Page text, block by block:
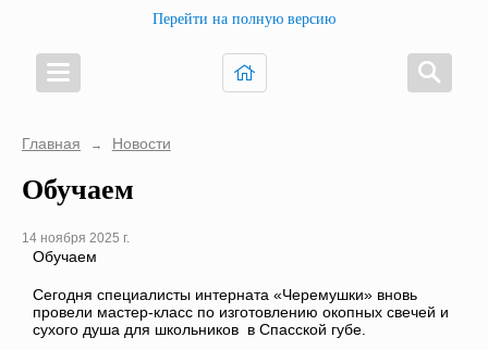
Перейти на полную версию
Главная → Новости
Обучаем
14 ноября 2025 г.
Обучаем
Сегодня специалисты интерната «Черемушки» вновь
провели мастер-класс по изготовлению окопных свечей и
сухого душа для школьников в Спасской губе.